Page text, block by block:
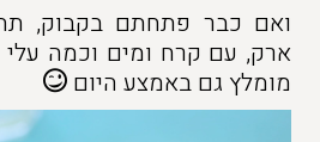
ואם כבר פתחתם בקבוק,
ארק, עם קרח ומים וכמה עלי
מומלץ גם באמצע היום